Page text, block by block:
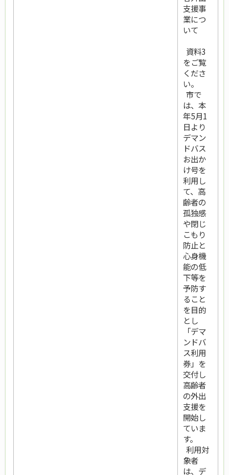
支援事
業につ
いて
資料3
をご覧
くださ
い。
市で
は、本
年5月1
日より
デマン
ドバス
お出か
け号を
利用し
て、高
齢者の
孤独感
や閉じ
こもり
防止と
心身機
能の低
下等を
予防す
ること
を目的
とし
「デマ
ンドバ
ス利用
券」を
交付し
高齢者
の外出
支援を
開始し
ていま
す。
利用対
象者
は、デ